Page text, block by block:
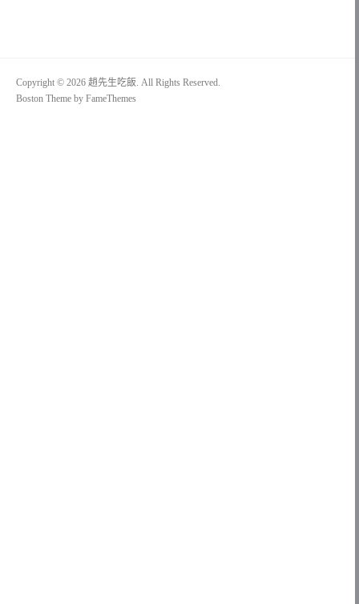
Copyright © 2026 趙先生吃飯. All Rights Reserved.
Boston Theme by FameThemes